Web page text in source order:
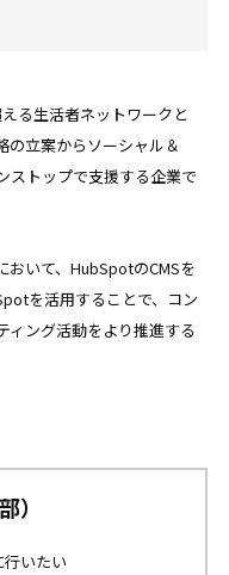
る生活者ネットワークと
の立案からソーシャル＆
ストップで支援する企業で
おいて、HubSpotのCMSを
を活用することで、コン
ィング活動をより推進する
）
いたい